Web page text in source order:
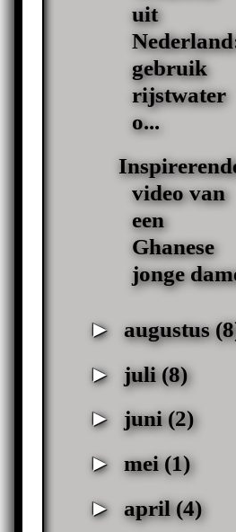
uit
gebruik
rijstwater
o...
video van
een
Ghanese
jonge
► augustus
► juli(8)
► juni(2)
► mei(1)
► april(4)